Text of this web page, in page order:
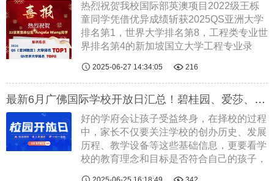
热烈祝贺我校国际部英澳项目2022级王栎
童同学凭借优异成绩斩获2025QS亚洲大学
排名第1，世界大学排名第8，工程类专业世
界排名第4的新加坡国立大学工程专业录
澳大利亚悉尼大学、新南威尔士大学、阿德
莱德大学、英国爱丁堡大学、利兹大学等世
界顶尖...... 阅读全文
 2025-06-27 14:34:05  216
最新6月广佛国际学校开放日汇总！碧桂园、爱莎、哈罗、斐特思、美伦、辰美……都在列！
好的学府会让孩子受益终身，在择校的过程
中，家长不仅要关注学校的创办历史、发展
历程、教学设备等这些基础信息，更要看学
校的教育理念和目标是否符合自己的孩子，